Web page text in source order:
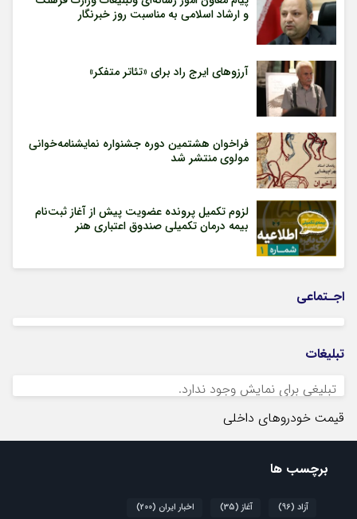
و ارشاد اسلامی به مناسبت روز خبرنگار
آرزوهای ایرج راد برای «تئاتر متفکر»
فراخوان هشتمین دوره جشنواره نمایشنامه‌خوانی
مولوی منتشر شد
لزوم تکمیل پرونده عضویت پیش از آغاز ثبت‌نام
بیمه درمان تکمیلی صندوق اعتباری هنر
اجـتماعی
تبلیغات
تبلیغی برای نمایش وجود ندارد.
قیمت خودروهای داخلی
برچسب ها
آزاد (96) آغاز (35) اخبار ایران (200)